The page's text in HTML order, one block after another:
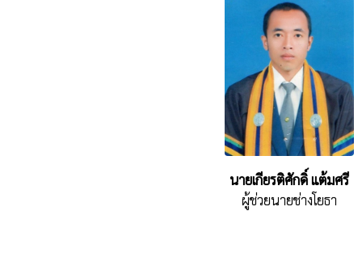
นายเกียรติศักดิ์ แต้มศรี
ผู้ช่วยนายช่างโยธา